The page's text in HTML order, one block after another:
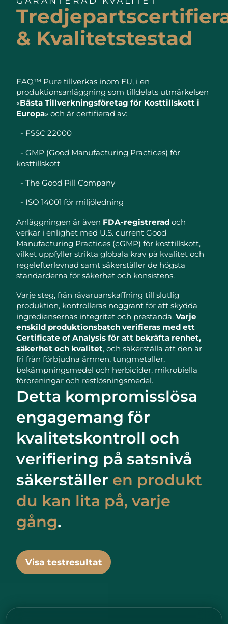
& Kvalitetstestad
FAQ™ Pure tillverkas inom EU, i en
produktionsanläggning som tilldelats utmärkelsen
«Bästa Tillverkningsföretag för Kosttillskott i
Europa» och är certifierad av:
- FSSC 22000
- GMP (Good Manufacturing Practices) för
kosttillskott
- The Good Pill Company
- ISO 14001 för miljöledning
Anläggningen är även FDA-registrerad och
verkar i enlighet med U.S. current Good
Manufacturing Practices (cGMP) för kosttillskott,
vilket uppfyller strikta globala krav på kvalitet och
regelefterlevnad samt säkerställer de högsta
standarderna för säkerhet och konsistens.
Varje steg, från råvaruanskaffning till slutlig
produktion, kontrolleras noggrant för att skydda
ingrediensernas integritet och prestanda.Varje
enskild produktionsbatch verifieras med ett
Certificate of Analysis för att bekräfta renhet,
säkerhet och kvalitet, och säkerställa att den är
fri från förbjudna ämnen, tungmetaller,
bekämpningsmedel och herbicider, mikrobiella
föroreningar och restlösningsmedel.
Detta kompromisslösa
engagemang för
kvalitetskontroll och
verifiering på satsnivå
säkerställer en produkt
du kan lita på, varje
gång.
Visa testresultat